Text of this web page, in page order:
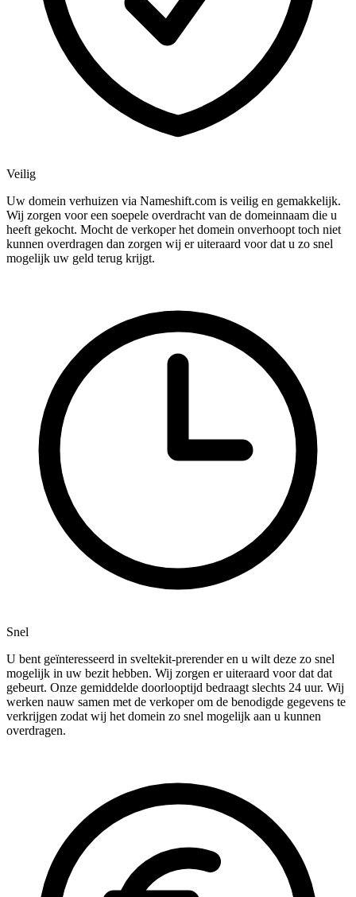
Veilig
Uw domein verhuizen via Nameshift.com is veilig en gemakkelijk.
Wij zorgen voor een soepele overdracht van de domeinnaam die u
heeft gekocht. Mocht de verkoper het domein onverhoopt toch niet
kunnen overdragen dan zorgen wij er uiteraard voor dat u zo snel
mogelijk uw geld terug krijgt.
Snel
U bent geïnteresseerd in sveltekit-prerender en u wilt deze zo snel
mogelijk in uw bezit hebben. Wij zorgen er uiteraard voor dat dat
gebeurt. Onze gemiddelde doorlooptijd bedraagt slechts 24 uur. Wij
werken nauw samen met de verkoper om de benodigde gegevens te
verkrijgen zodat wij het domein zo snel mogelijk aan u kunnen
overdragen.